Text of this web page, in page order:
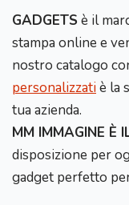
GADGETS è il
stampa online e
nostro catalogo
personalizzatiè la
tua azienda.
MM IMMAGINE È
disposizione per
gadget perfetto